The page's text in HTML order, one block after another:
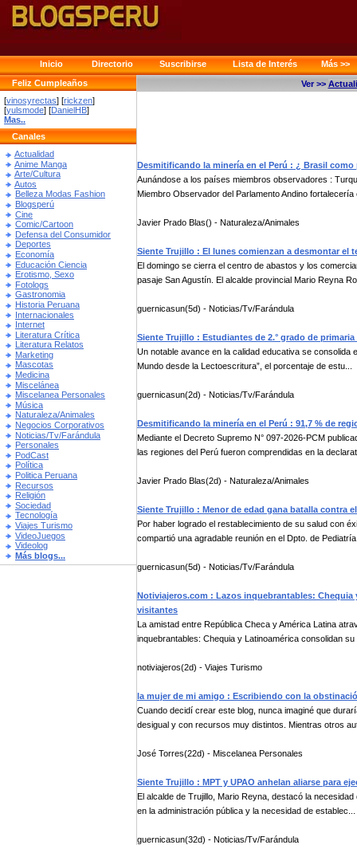
Inicio Directorio Suscribirse Lista de Interés
Más >>
Feliz Cumpleaños
[vinosyrectas] [rickzen]
[yulsmode] [DanielHB]
Mas..
Canales
Actualidad
Anime Manga
Arte/Cultura
Autos
Belleza Modas Fashion
Blogsperú
Cine
Comic/Cartoon
Defensa del Consumidor
Deportes
Economía
Educación Ciencia
Erotismo, Sexo
Fotologs
Gastronomia
Historia Peruana
Internacionales
Internet
Literatura Crítica
Literatura Relatos
Marketing
Mascotas
Medicina
Miscelánea
Miscelanea Personales
Música
Naturaleza/Animales
Negocios Corporativos
Noticias/Tv/Farándula
Personales
PodCast
Política
Politica Peruana
Recursos
Religión
Sociedad
Tecnología
Viajes Turismo
VideoJuegos
Videolog
Más blogs...
Ver >>
Desmitificando la minería en el Perú : ¿ Brasil
Aunándose a los países miembros observadores :
Miembro Observador del Parlamento Andino fortalecería
Javier Prado Blas() - Naturaleza/Animales
Siente Trujillo : El lunes comienzan a desmontar el
El domingo se cierra el centro de abastos y los
pasaje San Agustín. El alcalde provincial Mario Reyna
guernicasun(5d) - Noticias/Tv/Farándula
Siente Trujillo : Estudiantes de 2.° grado de
Un notable avance en la calidad educativa se consolida
Mundo desde la Lectoescritura”, el porcentaje de estu...
guernicasun(2d) - Noticias/Tv/Farándula
Desmitificando la minería en el Perú : 91,7 % de
Mediante el Decreto Supremo N° 097-2026-PCM
las regiones del Perú fueron comprendidas en la
Javier Prado Blas(2d) - Naturaleza/Animales
Siente Trujillo : Menor de edad gana batalla contra
Por haber logrado el restablecimiento de su salud con
compartió una agradable reunión en el Dpto. de
guernicasun(5d) - Noticias/Tv/Farándula
Notiviajeros.com : Lazos inquebrantables:
visitantes
La amistad entre República Checa y América Latina
inquebrantables: Chequia y Latinoamérica consolidan
notiviajeros(2d) - Viajes Turismo
la mujer de mi amigo : Escribiendo con la
Cuando decidí crear este blog, nunca imaginé que
desigual y con recursos muy distintos. Mientras otros
José Torres(22d) - Miscelanea Personales
Siente Trujillo : MPT y UPAO anhelan aliarse para
El alcalde de Trujillo, Mario Reyna, destacó la
en la administración pública y la necesidad de establec...
guernicasun(32d) - Noticias/Tv/Farándula